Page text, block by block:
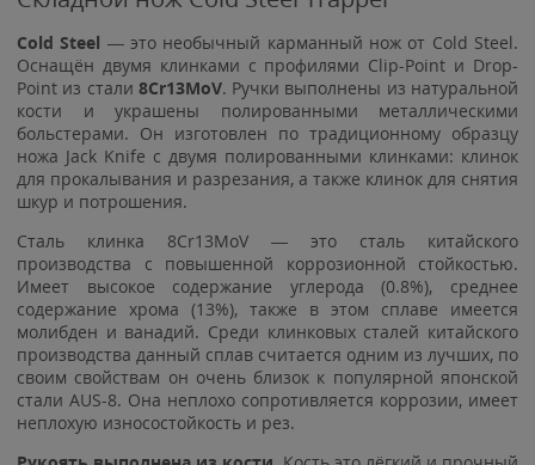
Cold Steel — это необычный карманный нож от Cold Steel.
Оснащён двумя клинками с профилями Clip-Point и Drop-
Point из стали 8Cr13MoV. Ручки выполнены из натуральной
кости и украшены полированными металлическими
больстерами. Он изготовлен по традиционному образцу
ножа Jack Knife с двумя полированными клинками: клинок
для прокалывания и разрезания, а также клинок для снятия
шкур и потрошения.
Сталь клинка 8Cr13MoV — это сталь китайского
производства с повышенной коррозионной стойкостью.
Имеет высокое содержание углерода (0.8%), среднее
содержание хрома (13%), также в этом сплаве имеется
молибден и ванадий. Среди клинковых сталей китайского
производства данный сплав считается одним из лучших, по
своим свойствам он очень близок к популярной японской
стали AUS-8. Она неплохо сопротивляется коррозии, имеет
неплохую износостойкость и рез.